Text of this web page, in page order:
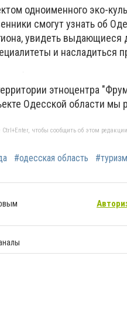
одноименного эко-
смогут узнать об
увидеть выдающиеся
и насладиться
этноцентра
Одесской области мы
чтобы сообщить об этом редакции
#одесская область #туризм